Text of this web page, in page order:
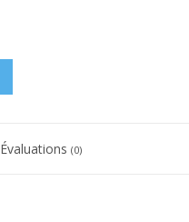
Évaluations (0)